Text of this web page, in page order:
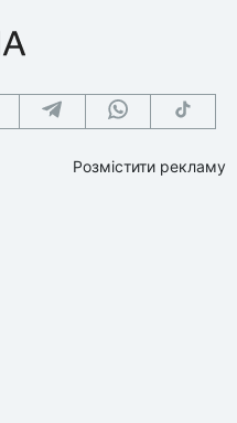
Розмістити рекламу